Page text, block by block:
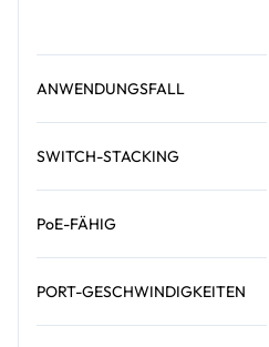
ANWENDUNGSFALL
SWITCH-STACKING
PoE-FÄHIG
PORT-GESCHWINDIGKEITEN